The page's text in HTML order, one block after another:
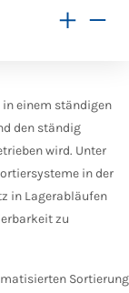
einem ständigen
den ständig
wird. Unter
in der
in Lagerabläufen
zu
Sortierung